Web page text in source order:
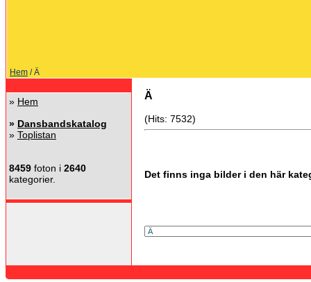
Hem / Ä
» Hem
» Dansbandskatalog
» Toplistan
8459 foton i 2640
kategorier.
Ä
(Hits: 7532)
Det finns inga bilder i den här